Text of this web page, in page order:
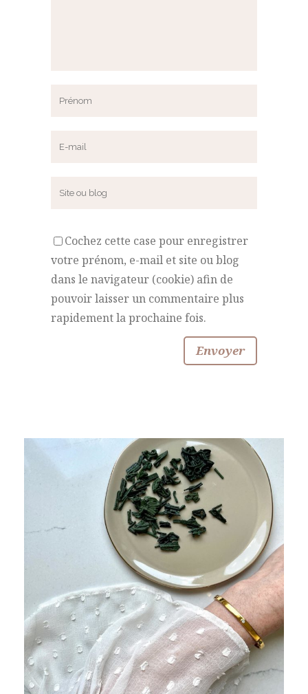
Cochez cette case pour enregistrer
votre prénom, e-mail et site ou blog
dans le navigateur (cookie) afin de
pouvoir laisser un commentaire plus
rapidement la prochaine fois.